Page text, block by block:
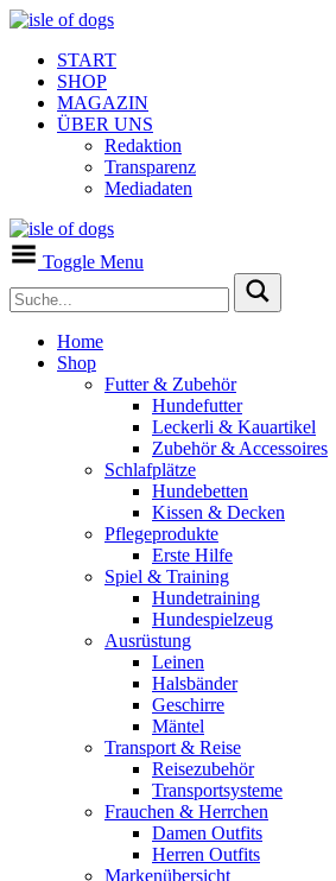
START
SHOP
MAGAZIN
ÜBER UNS
Redaktion
Transparenz
Mediadaten
Toggle Menu
Home
Shop
Futter & Zubehör
Hundefutter
Leckerli & Kauartikel
Zubehör & Accessoires
Schlafplätze
Hundebetten
Kissen & Decken
Pflegeprodukte
Erste Hilfe
Spiel & Training
Hundetraining
Hundespielzeug
Ausrüstung
Leinen
Halsbänder
Geschirre
Mäntel
Transport & Reise
Reisezubehör
Transportsysteme
Frauchen & Herrchen
Damen Outfits
Herren Outfits
Markenübersicht